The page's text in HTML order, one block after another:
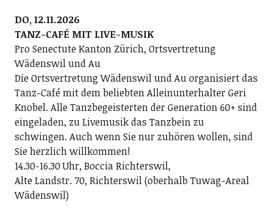
DO, 12.11.2026
TANZ-CAFÉ MIT LIVE-MUSIK
Pro Senectute Kanton Zürich, Ortsvertretung
Wädenswil und Au
Die Ortsvertretung Wädenswil und Au organisiert das
Tanz-Café mit dem beliebten Alleinunterhalter Geri
Knobel. Alle Tanzbegeisterten der Generation 60+ sind
eingeladen, zu Livemusik das Tanzbein zu
schwingen. Auch wenn Sie nur zuhören wollen, sind
Sie herzlich willkommen!
14.30-16.30 Uhr, Boccia Richterswil,
Alte Landstr. 70, Richterswil (oberhalb Tuwag-Areal
Wädenswil)